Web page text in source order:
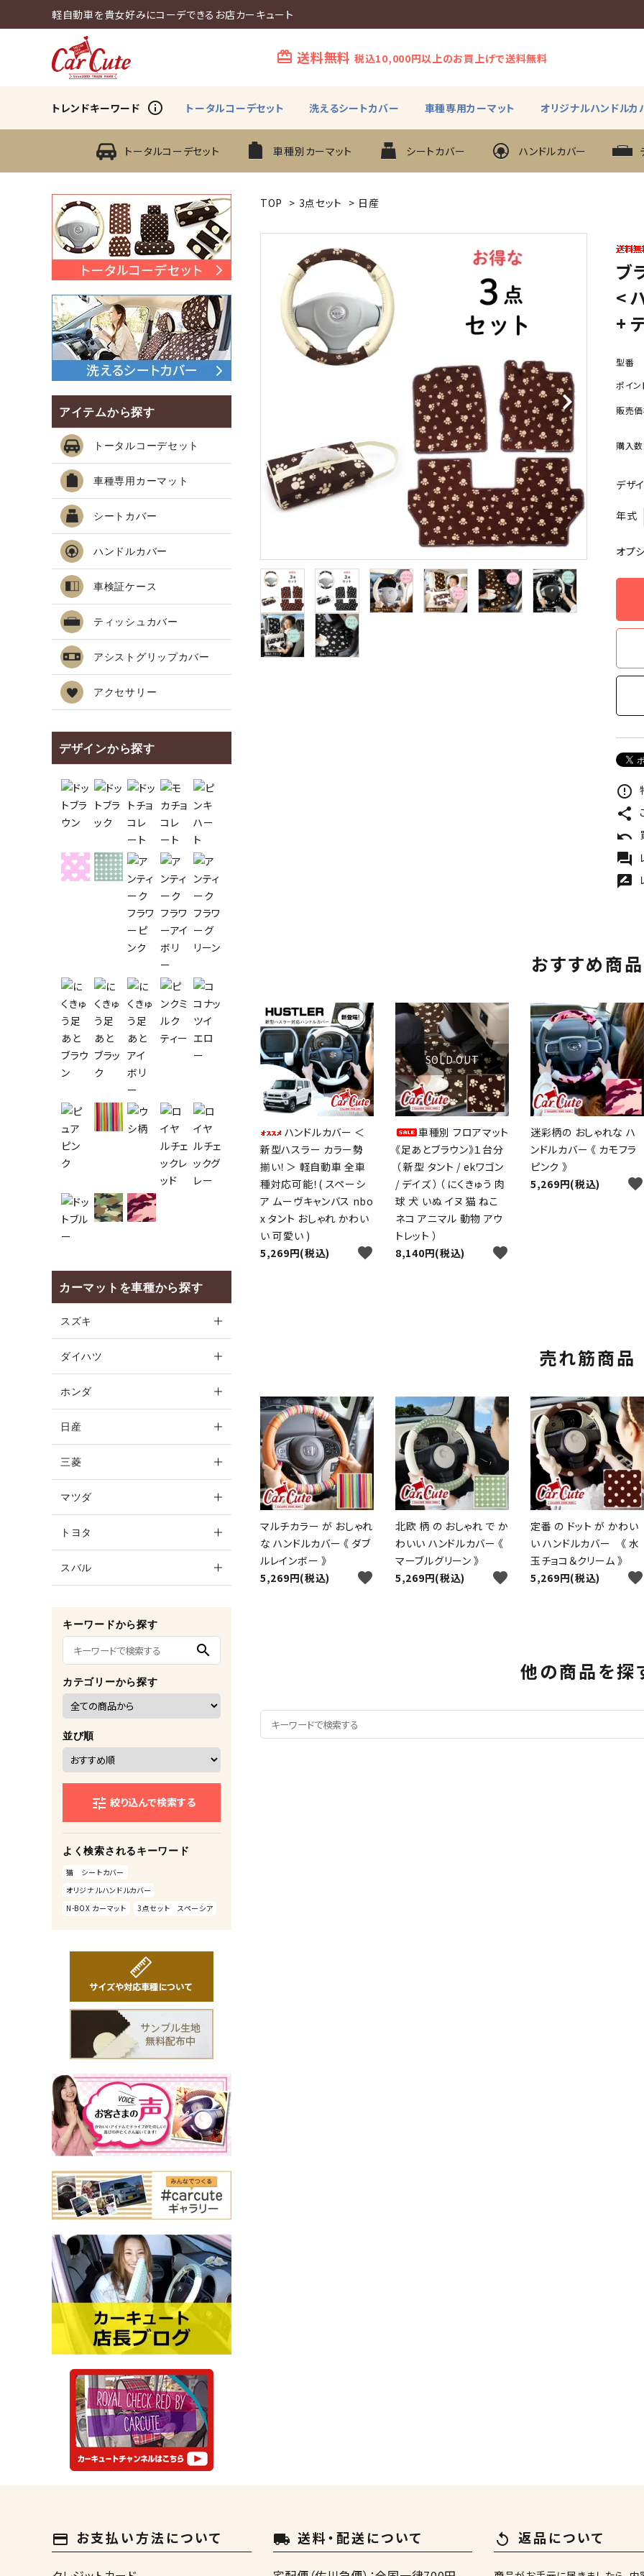
軽自動車を貴女好みにコーデできるお店カーキュート
card_giftcard 送料無料 税込10,000円以上のお買上げで送料無料
トレンドキーワード info_outline トータルコーデセット 洗えるシートカバー 車種専用カーマット オリジナルハンドルカ
トータルコーデセット 車種別カーマット シートカバー ハンドルカバー
TOP > 3点セット > 日産
ブ
<
+
型番
ポイン
販売
購入数
デザ
年式
オプ
error_outline
share
undo
forum
rate_review
おすすめ商品
ハンドルカバー ＜
新型ハスラー カラー勢
揃い！＞ 軽自動車 全車
種対応可能！( スペーシ
ア ムーヴキャンバス nbo
x タント おしゃれ かわい
い 可愛い )
5,269円(税込)
favorite
SOLD OUT
車種別 フロアマット
《足あとブラウン》１台分
（ 新型 タント / ekワゴン
/ デイズ ）（ にくきゅう 肉
球 犬 いぬ イヌ 猫 ねこ
ネコ アニマル 動物 アウ
トレット ）
8,140円(税込)
favorite
迷彩柄の おしゃれな ハ
ンドルカバー 《 カモフラ
ピンク 》
5,269円(税込)
favorite
売れ筋商品
マルチカラー が おしゃれ
な ハンドルカバー 《 ダブ
ルレインボー 》
5,269円(税込)
favorite
北欧 柄 の おしゃれ で か
わいい ハンドルカバー 《
マーブルグリーン 》
5,269円(税込)
favorite
定番 の ドット が かわい
い ハンドルカバー 《 水
玉チョコ＆クリーム 》
5,269円(税込)
favorite
他の商品を探
アイテムから探す
トータルコーデセット
車種専用カーマット
シートカバー
ハンドルカバー
車検証ケース
ティッシュカバー
アシストグリップカバー
アクセサリー
デザインから探す
カーマットを車種から探す
スズキ
ダイハツ
ホンダ
日産
三菱
マツダ
トヨタ
スバル
キーワードから探す
search
カテゴリーから探す
並び順
tune 絞り込んで検索する
よく検索されるキーワード
猫 シートカバー
オリジナルハンドルカバー
N-BOX カーマット
3点セット スペーシア
payment お支払い方法について local_shipping 送料・配送について replay 返品について